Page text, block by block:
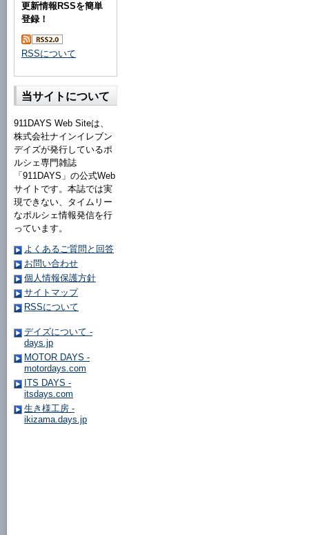
更新情報RSSを簡単
登録！
RSSについて
当サイトについて
911DAYS Web Siteは、
株式会社ナインイレブン
デイズが発行しているポ
ルシェ専門雑誌
「911DAYS」の公式Web
サイトです。本誌では実
現できない、タイムリー
なポルシェ情報発信を行
っています。
よくあるご質問と回答
お問い合わせ
個人情報保護方針
サイトマップ
RSSについて
デイズについて -
days.jp
MOTOR DAYS -
motordays.com
ITS DAYS -
itsdays.com
生き様工房 -
ikizama.days.jp